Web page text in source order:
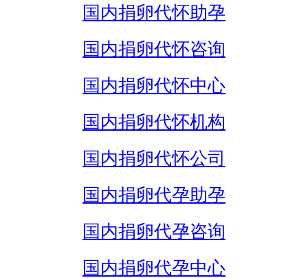
国内捐卵代怀助孕
国内捐卵代怀咨询
国内捐卵代怀中心
国内捐卵代怀机构
国内捐卵代怀公司
国内捐卵代孕助孕
国内捐卵代孕咨询
国内捐卵代孕中心